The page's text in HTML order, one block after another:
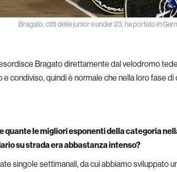
Bragato, cittì delle junior e under 23, ha portato in
Bragato direttamente dal velodromo
e condiviso, quindi è normale che nella loro fase
quante le migliori esponenti della categoria
su strada era abbastanza intenso?
singole settimanali, da cui abbiamo sviluppato